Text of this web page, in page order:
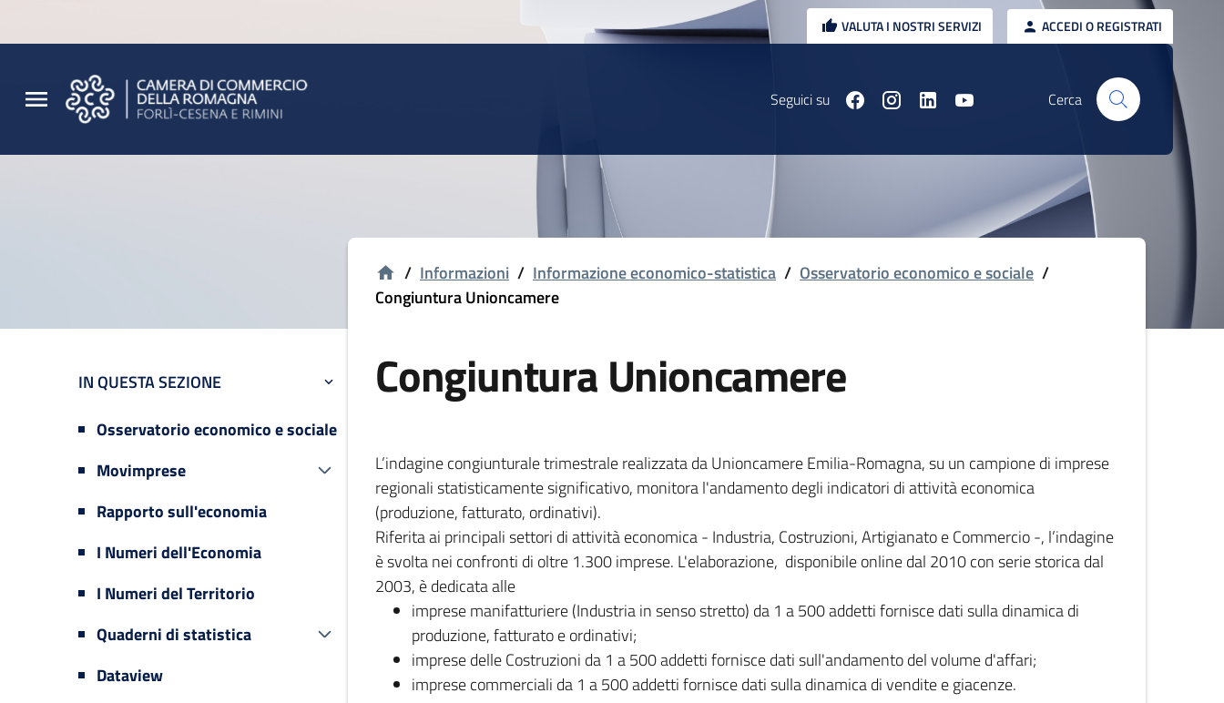
VALUTA I NOSTRI SERVIZI ACCEDI O REGISTRATI
Seguici su Cerca
IN QUESTA SEZIONE
Osservatorio economico e sociale
Movimprese
Rapporto sull'economia
I Numeri dell'Economia
I Numeri del Territorio
Quaderni di statistica
Dataview
/ Informazioni / Informazione economico-statistica / Osservatorio economico e sociale /
Congiuntura Unioncamere
Congiuntura Unioncamere
L’indagine congiunturale trimestrale realizzata da Unioncamere Emilia-Romagna, su un campione di imprese
regionali statisticamente significativo, monitora l'andamento degli indicatori di attività economica
(produzione, fatturato, ordinativi).
Riferita ai principali settori di attività economica - Industria, Costruzioni, Artigianato e Commercio -, l’indagine
è svolta nei confronti di oltre 1.300 imprese. L'elaborazione, disponibile online dal 2010 con serie storica dal
2003, è dedicata alle
imprese manifatturiere (Industria in senso stretto) da 1 a 500 addetti fornisce dati sulla dinamica di
produzione, fatturato e ordinativi;
imprese delle Costruzioni da 1 a 500 addetti fornisce dati sull'andamento del volume d'affari;
imprese commerciali da 1 a 500 addetti fornisce dati sulla dinamica di vendite e giacenze.